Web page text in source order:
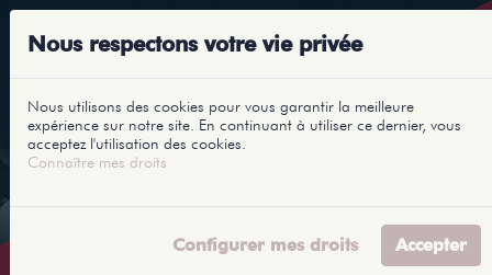
Nous respectons votre vie privée
Nous utilisons des cookies pour vous garantir la meilleure
expérience sur notre site. En continuant à utiliser ce dernier, vous
acceptez l'utilisation des cookies.
Connaître mes droits
Configurer mes droits Accepter